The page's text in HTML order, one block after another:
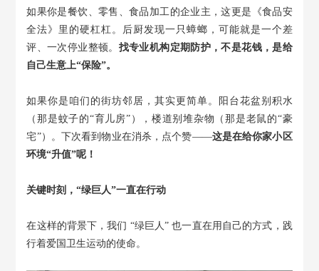
如果你是餐饮、零售、食品加工的企业主，这更是《食品安
全法》里的硬杠杠。后厨发现一只蟑螂，可能就是一个差
评、一次停业整顿。 找专业机构定期防护，不是花钱，是给
自己生意上“保险”。
如果你是咱们的街坊邻居，其实更简单。阳台花盆别积水
（那是蚊子的“育儿房”），楼道别堆杂物（那是老鼠的“豪
宅”）。下次看到物业在消杀，点个赞——这是在给你家小区
环境“升值”呢！
关键时刻，“绿巨人”一直在行动
在这样的背景下，我们 “绿巨人” 也一直在用自己的方式，践
行着爱国卫生运动的使命。